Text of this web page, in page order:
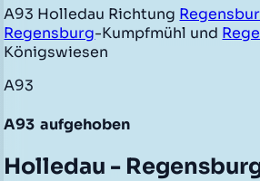
A93 Holledau Richtung
Regensburg-Kumpfmühl und
Königswiesen
A93
A93 aufgehoben
Holledau -